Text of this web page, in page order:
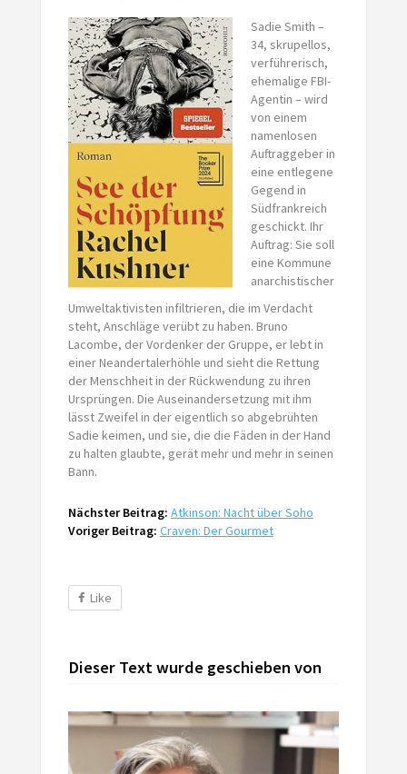
Sadie Smith –
34, skrupellos,
verführerisch,
ehemalige FBI-
Agentin – wird
von einem
namenlosen
Auftraggeber in
eine entlegene
Gegend in
Südfrankreich
geschickt. Ihr
Auftrag: Sie soll
eine Kommune
anarchistischer
Umweltaktivisten infiltrieren, die im Verdacht
steht, Anschläge verübt zu haben. Bruno
Lacombe, der Vordenker der Gruppe, er lebt in
einer Neandertalerhöhle und sieht die Rettung
der Menschheit in der Rückwendung zu ihren
Ursprüngen. Die Auseinandersetzung mit ihm
lässt Zweifel in der eigentlich so abgebrühten
Sadie keimen, und sie, die die Fäden in der Hand
zu halten glaubte, gerät mehr und mehr in seinen
Bann.
Nächster Beitrag: Atkinson: Nacht über Soho
Voriger Beitrag: Craven: Der Gourmet
Like
Dieser Text wurde geschieben von